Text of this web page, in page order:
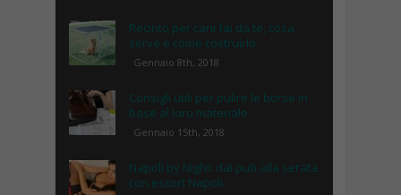
Recinto per cani fai da te, cosa
serve e come costruirlo
Gennaio 8th, 2018
Consigli utili per pulire le borse in
base al loro materiale
Gennaio 15th, 2018
Napoli by Night: dai pub alla serata
con escort Napoli.